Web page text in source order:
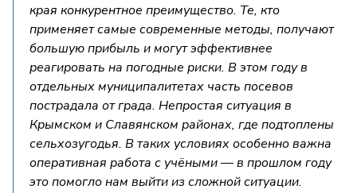
края конкурентное преимущество. Те, кто
применяет самые современные методы, получают
большую прибыль и могут эффективнее
реагировать на погодные риски. В этом году в
отдельных муниципалитетах часть посевов
пострадала от града. Непростая ситуация в
Крымском и Славянском районах, где подтоплены
сельхозугодья. В таких условиях особенно важна
оперативная работа с учёными — в прошлом году
это помогло нам выйти из сложной ситуации.